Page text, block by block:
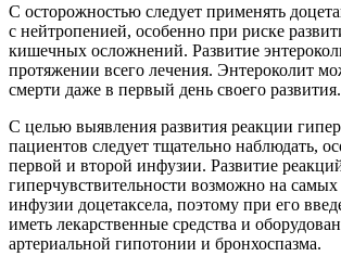
С осторожностью следует применять
с нейтропенией, особенно при риске
кишечных осложнений. Развитие
протяжении всего лечения. Энтероколит
смерти даже в первый день своего развития.
С целью выявления развития реакции
пациентов следует тщательно наблюдать,
первой и второй инфузии. Развитие
гиперчувствительности возможно на
инфузии доцетаксела, поэтому при его
иметь лекарственные средства и
артериальной гипотонии и бронхоспазма.